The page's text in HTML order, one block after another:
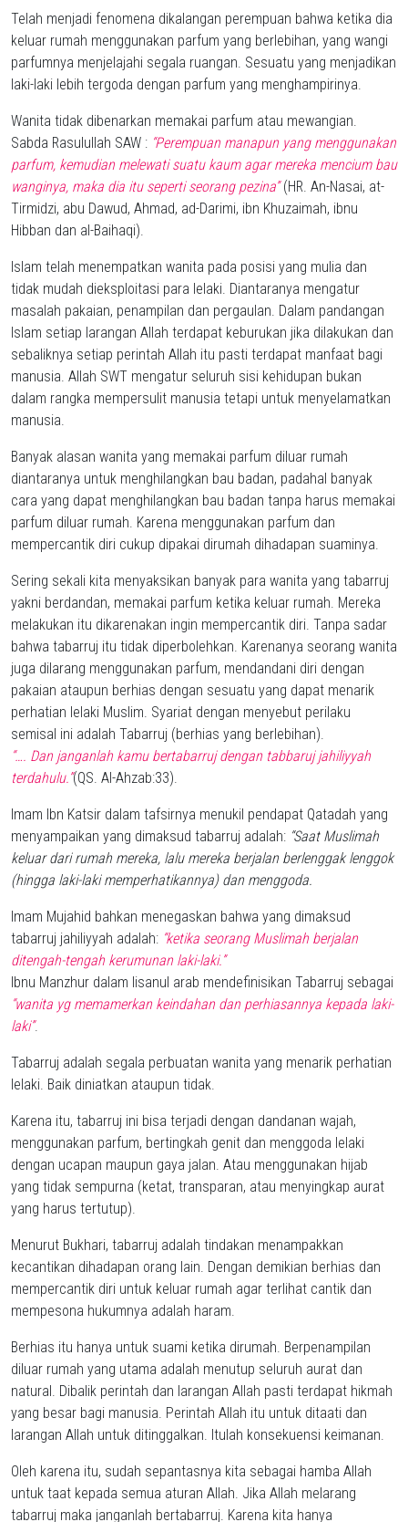
Telah menjadi fenomena dikalangan perempuan bahwa ketika dia
keluar rumah menggunakan parfum yang berlebihan, yang wangi
parfumnya menjelajahi segala ruangan. Sesuatu yang menjadikan
laki-laki lebih tergoda dengan parfum yang menghampirinya.
Wanita tidak dibenarkan memakai parfum atau mewangian.
Sabda Rasulullah SAW : “Perempuan manapun yang menggunakan
parfum, kemudian melewati suatu kaum agar mereka mencium bau
wanginya, maka dia itu seperti seorang pezina”(HR. An-Nasai, at-
Tirmidzi, abu Dawud, Ahmad, ad-Darimi, ibn Khuzaimah, ibnu
Hibban dan al-Baihaqi).
Islam telah menempatkan wanita pada posisi yang mulia dan
tidak mudah dieksploitasi para lelaki. Diantaranya mengatur
masalah pakaian, penampilan dan pergaulan. Dalam pandangan
Islam setiap larangan Allah terdapat keburukan jika dilakukan dan
sebaliknya setiap perintah Allah itu pasti terdapat manfaat bagi
manusia. Allah SWT mengatur seluruh sisi kehidupan bukan
dalam rangka mempersulit manusia tetapi untuk menyelamatkan
manusia.
Banyak alasan wanita yang memakai parfum diluar rumah
diantaranya untuk menghilangkan bau badan, padahal banyak
cara yang dapat menghilangkan bau badan tanpa harus memakai
parfum diluar rumah. Karena menggunakan parfum dan
mempercantik diri cukup dipakai dirumah dihadapan suaminya.
Sering sekali kita menyaksikan banyak para wanita yang tabarruj
yakni berdandan, memakai parfum ketika keluar rumah. Mereka
melakukan itu dikarenakan ingin mempercantik diri. Tanpa sadar
bahwa tabarruj itu tidak diperbolehkan. Karenanya seorang wanita
juga dilarang menggunakan parfum, mendandani diri dengan
pakaian ataupun berhias dengan sesuatu yang dapat menarik
perhatian lelaki Muslim. Syariat dengan menyebut perilaku
semisal ini adalah Tabarruj (berhias yang berlebihan).
“…. Dan janganlah kamu bertabarruj dengan tabbaruj jahiliyyah
terdahulu.”(QS. Al-Ahzab:33).
Imam Ibn Katsir dalam tafsirnya menukil pendapat Qatadah yang
menyampaikan yang dimaksud tabarruj adalah: “Saat Muslimah
keluar dari rumah mereka, lalu mereka berjalan berlenggak lenggok
(hingga laki-laki memperhatikannya) dan menggoda.
Imam Mujahid bahkan menegaskan bahwa yang dimaksud
tabarruj jahiliyyah adalah: “ketika seorang Muslimah berjalan
ditengah-tengah kerumunan laki-laki.”
Ibnu Manzhur dalam lisanul arab mendefinisikan Tabarruj sebagai
“wanita yg memamerkan keindahan dan perhiasannya kepada laki-
laki”.
Tabarruj adalah segala perbuatan wanita yang menarik perhatian
lelaki. Baik diniatkan ataupun tidak.
Karena itu, tabarruj ini bisa terjadi dengan dandanan wajah,
menggunakan parfum, bertingkah genit dan menggoda lelaki
dengan ucapan maupun gaya jalan. Atau menggunakan hijab
yang tidak sempurna (ketat, transparan, atau menyingkap aurat
yang harus tertutup).
Menurut Bukhari, tabarruj adalah tindakan menampakkan
kecantikan dihadapan orang lain. Dengan demikian berhias dan
mempercantik diri untuk keluar rumah agar terlihat cantik dan
mempesona hukumnya adalah haram.
Berhias itu hanya untuk suami ketika dirumah. Berpenampilan
diluar rumah yang utama adalah menutup seluruh aurat dan
natural. Dibalik perintah dan larangan Allah pasti terdapat hikmah
yang besar bagi manusia. Perintah Allah itu untuk ditaati dan
larangan Allah untuk ditinggalkan. Itulah konsekuensi keimanan.
Oleh karena itu, sudah sepantasnya kita sebagai hamba Allah
untuk taat kepada semua aturan Allah. Jika Allah melarang
tabarruj maka janganlah bertabarruj. Karena kita hanya